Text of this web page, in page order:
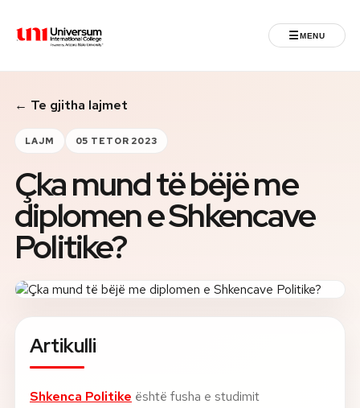
Universum University ☰MENU
MENU
Ballina
Regjistrimet
Programet
Fuqizuar nga ASU
Rreth nesh
← Te gjitha lajmet
LAJM 05 TETOR 2023
Çka mund të bëjë me
diplomen e Shkencave
Politike?
Artikulli
Shkenca Politike është fusha e studimit